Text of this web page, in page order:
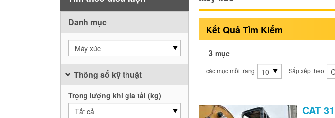
Danh mục
Máy xúc
Thông số kỹ thuật
Trọng lượng khi gia tải (kg)
Tất cả
Kết Quả Tìm Kiếm
3 mục
các mục mỗi trang Sắp xếp theo
CAT